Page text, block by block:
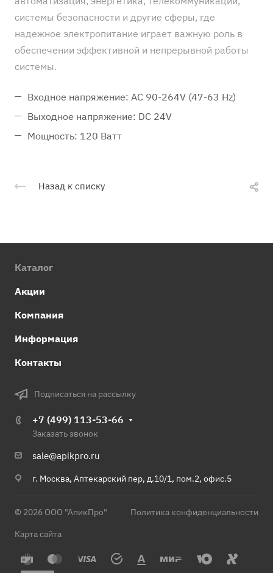
системы безопасности и другие сферы, где
надежное электропитание играет важную роль в
обеспечении эффективной и непрерывной работы
системы.
Входное напряжение: AC 90-264V (47-63 Hz)
Выходное напряжение: DC 24V
Мощность: 120 Ватт
Назад к списку
Каталог
Акции
Компания
Информация
Контакты
Подписаться на рассылку
+7 (499) 113-53-66
Заказать звонок
sale@apikpro.ru
г. Москва, Аптекарский пер, д.10/1, пом.2, офис.5
© 2026 ООО "АпикПро"
Политика конфиденциальности
Карта сайта